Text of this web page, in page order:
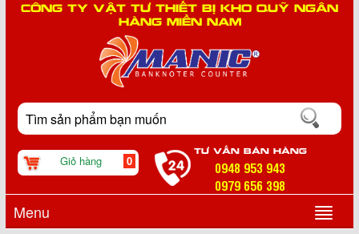
CÔNG TY VẬT TƯ THIẾT BỊ KHO QUỸ NGÂN
HÀNG MIỀN NAM
Giỏ hàng 0
TƯ VẤN BÁN HÀNG
0948 953 943
0979 656 398
Menu